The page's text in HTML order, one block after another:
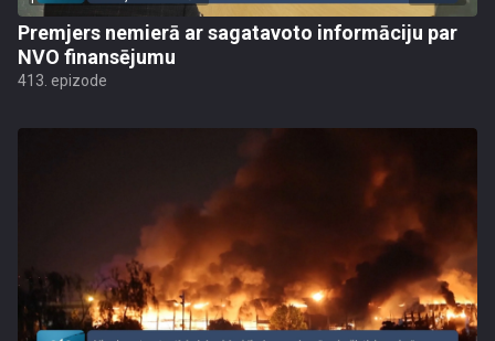
Premjers nemierā ar sagatavoto informāciju par
NVO finansējumu
413. epizode